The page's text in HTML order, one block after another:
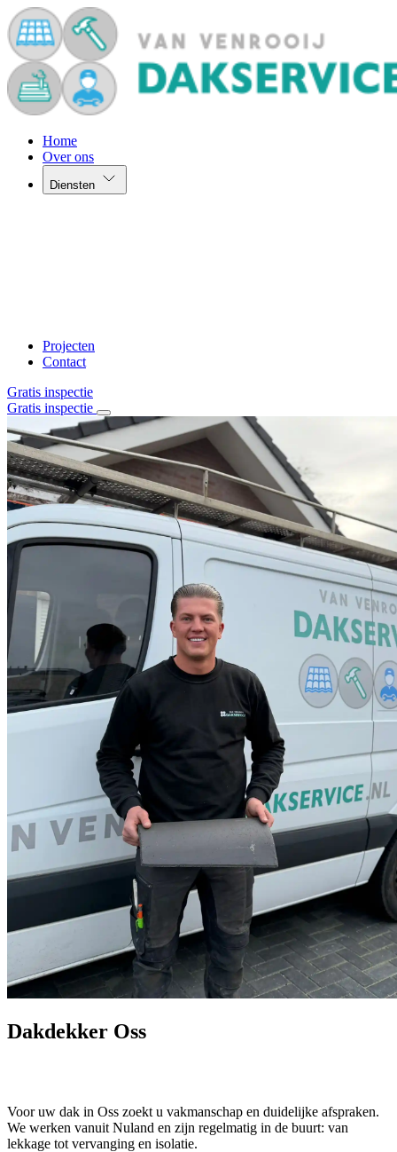
Home
Over ons
Diensten
Projecten
Contact
Gratis inspectie
Gratis inspectie
Home
Over ons
Diensten
Alle diensten
Daklekkage
Dakrenovatie
Stormschade
Dak en goot reiniging
Schoorsteenrenovatie
Bitumen daken
Pannen daken
Projecten
Contact
Dakdekker Oss
Voor uw dak in Oss zoekt u vakmanschap en duidelijke afspraken.
We werken vanuit Nuland en zijn regelmatig in de buurt: van
lekkage tot vervanging en isolatie.